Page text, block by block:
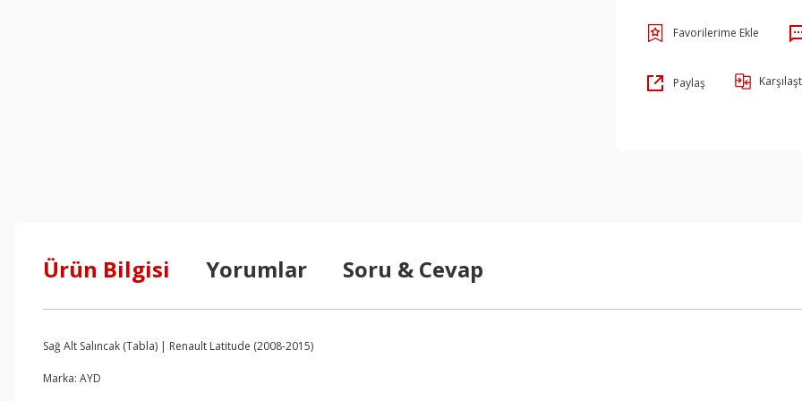
Paylaş
Ürün Bilgisi Yorumlar Soru & Cevap
Sağ Alt Salıncak (Tabla) | Renault Latitude (2008-2015)
Marka: AYD